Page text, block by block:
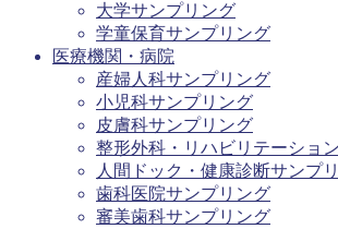
大学サンプリング
学童保育サンプリング
医療機関・病院
産婦人科サンプリング
小児科サンプリング
皮膚科サンプリング
整形外科・リハビリテーショ
人間ドック・健康診断サンプ
歯科医院サンプリング
審美歯科サンプリング